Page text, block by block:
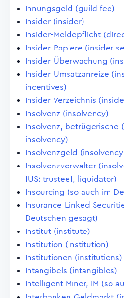
Innungsgeld (guild fee)
Insider (insider)
Insider-Meldepflicht
Insider-Papiere (insider
Insider-Überwachung
Insider-Umsatzanreize
incentives)
Insider-Verzeichnis
Insolvenz (insolvency)
Insolvenz, betrügerische
insolvency)
Insolvenzgeld
Insolvenzverwalter
[US: trustee], liquidator)
Insourcing (so auch im
Insurance-Linked
Deutschen gesagt)
Institut (institute)
Institution (institution)
Institutionen (institutions)
Intangibels (intangibles)
Intelligent Miner, IM (so